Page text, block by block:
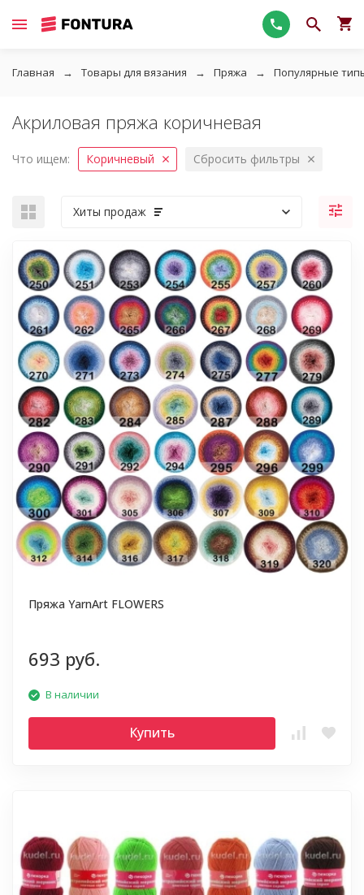
Главная Товары для вязания Пряжа Популярные
Акриловая пряжа коричневая
Что ищем: Коричневый Сбросить фильтры
Хиты продаж
Пряжа YarnArt FLOWERS
693 руб.
В наличии
Купить